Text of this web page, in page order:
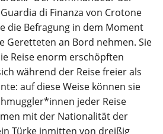
di Finanza von Crotone
die Befragung in dem Moment
Geretteten an Bord nehmen. Sie
Reise enorm erschöpften
während der Reise freier als
auf diese Weise können sie
jeder Reise
mit der Nationalität der
Türke inmitten von dreißig